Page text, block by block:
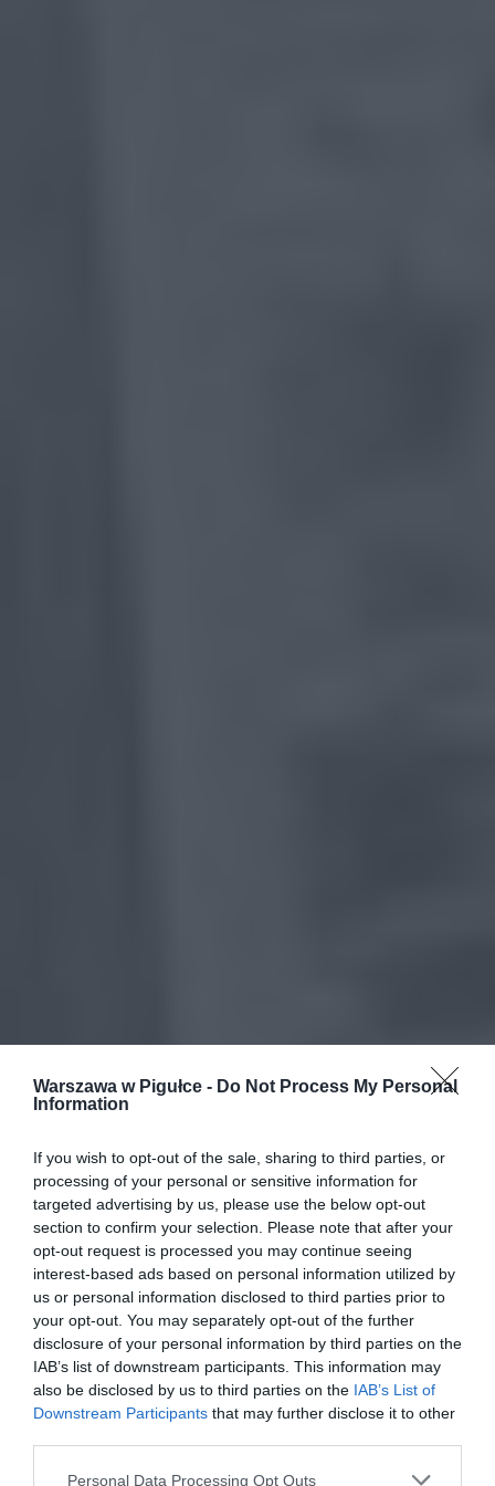
Warszawa w Pigułce - Do Not Process My Personal
Information
If you wish to opt-out of the sale, sharing to third parties, or
processing of your personal or sensitive information for
targeted advertising by us, please use the below opt-out
section to confirm your selection. Please note that after your
opt-out request is processed you may continue seeing
interest-based ads based on personal information utilized by
us or personal information disclosed to third parties prior to
your opt-out. You may separately opt-out of the further
disclosure of your personal information by third parties on the
IAB’s list of downstream participants. This information may
also be disclosed by us to third parties on the IAB’s List of
Downstream Participants that may further disclose it to other
Personal Data Processing Opt Outs